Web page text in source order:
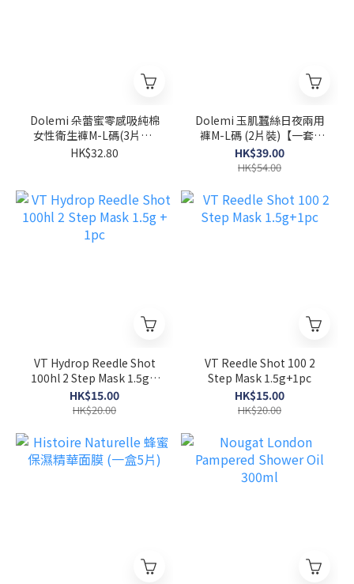
Dolemi 朵蕾蜜零感吸純棉
女性衛生褲M-L碼(3片裝)
【一套3包】
HK$32.80
Dolemi 玉肌蠶絲日夜兩用
褲M-L碼 (2片裝)【一套5
包】
HK$39.00
HK$54.00
VT Hydrop Reedle Shot
100hl 2 Step Mask 1.5g +
1pc
HK$15.00
HK$20.00
VT Reedle Shot 100 2
Step Mask 1.5g+1pc
HK$15.00
HK$20.00